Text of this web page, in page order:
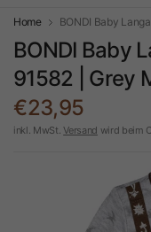
Home BONDI Baby
BONDI Baby
91582 | Grey
€23,95
inkl. MwSt.Versand wird beim